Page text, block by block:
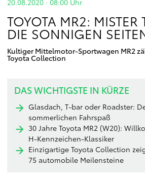
20.08.2020 · 08:00 Uhr
TOYOTA MR2: MISTER
DIE SONNIGEN
Kultiger Mittelmotor-Sportwagen MR2
Toyota Collection
DAS WICHTIGSTE IN KÜRZE
Glasdach, T-bar oder Roadster:
sommerlichen Fahrspaß
30 Jahre Toyota MR2 (W20):
H-Kennzeichen-Klassiker
Einzigartige Toyota Collection
75 automobile Meilensteine